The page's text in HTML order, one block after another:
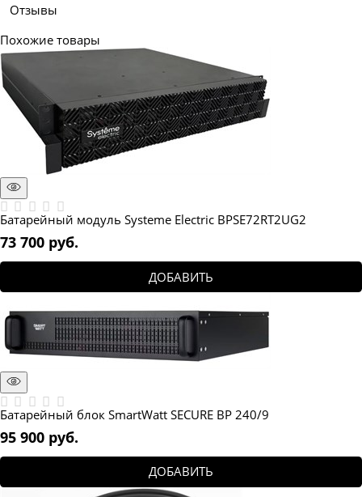
Отзывы
Похожие товары
Батарейный модуль Systeme Electric BPSE72RT2UG2
73 700 руб.
ДОБАВИТЬ
Батарейный блок SmartWatt SECURE BP 240/9
95 900 руб.
ДОБАВИТЬ